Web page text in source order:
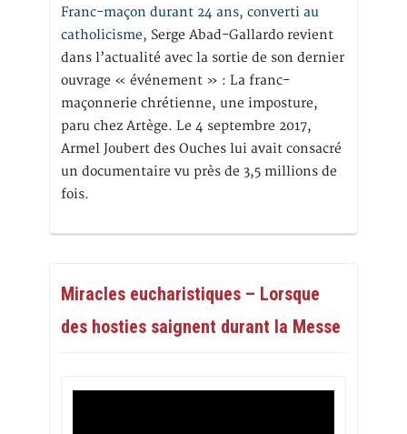
Franc-maçon durant 24 ans, converti au
catholicisme, Serge Abad-Gallardo revient
dans l’actualité avec la sortie de son dernier
ouvrage « événement » : La franc-
maçonnerie chrétienne, une imposture,
paru chez Artège. Le 4 septembre 2017,
Armel Joubert des Ouches lui avait consacré
un documentaire vu près de 3,5 millions de
fois.
Miracles eucharistiques – Lorsque
des hosties saignent durant la Messe